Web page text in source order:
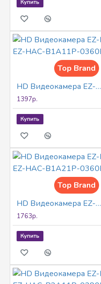
Купить
Top Brand
HD Видеокамера EZ-IP EZ-HAC-B1A11P-0360B
1397р.
Купить
Top Brand
HD Видеокамера EZ-IP EZ-HAC-B1A21P-0360B
1763р.
Купить